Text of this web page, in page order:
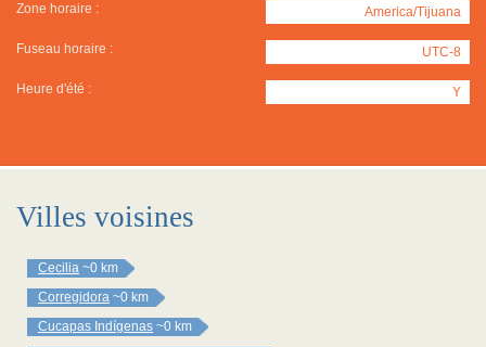
Zone horaire : America/Tijuana
Fuseau horaire : UTC-8
Heure d'été : Y
Villes voisines
Cecilia ~0 km
Corregidora ~0 km
Cucapas Indígenas ~0 km